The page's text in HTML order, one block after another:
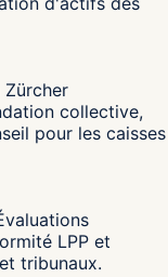
collective,
pour les caisses
LPP et
tribunaux.